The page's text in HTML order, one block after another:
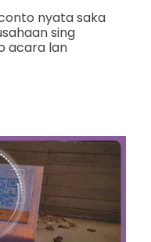
nyata saka
sing
acara lan